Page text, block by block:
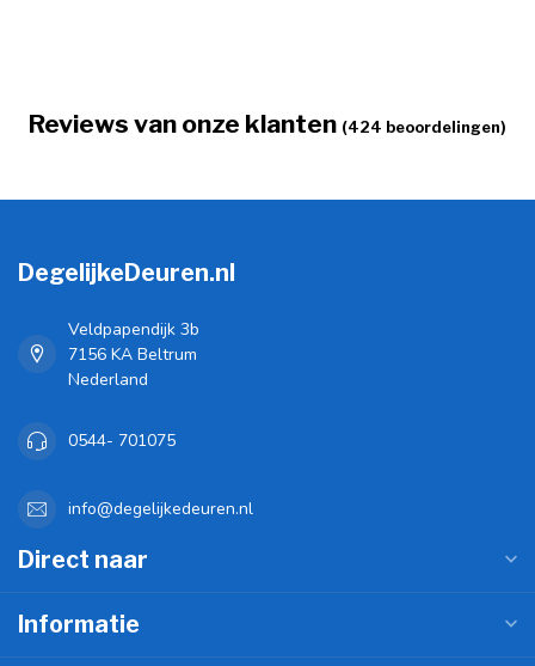
Reviews van onze klanten (424 beoordelingen)
DegelijkeDeuren.nl
Veldpapendijk 3b
7156 KA Beltrum
Nederland
0544- 701075
info@degelijkedeuren.nl
Direct naar
Informatie